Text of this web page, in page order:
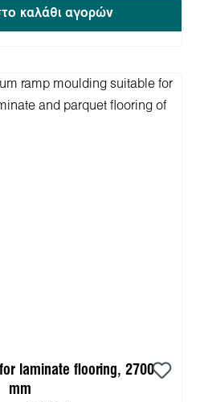
καλάθι αγορών
laminate flooring, 2700
mm